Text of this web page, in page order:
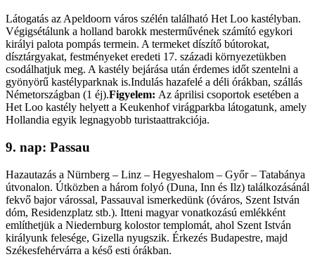
Látogatás az Apeldoorn város szélén található Het Loo kastélyban.
Végigsétálunk a holland barokk mesterművének számító egykori
királyi palota pompás termein. A termeket díszítő bútorokat,
dísztárgyakat, festményeket eredeti 17. századi környezetükben
csodálhatjuk meg. A kastély bejárása után érdemes időt szentelni a
gyönyörű kastélyparknak is.Indulás hazafelé a déli órákban, szállás
Németországban (1 éj).Figyelem: Az áprilisi csoportok esetében a
Het Loo kastély helyett a Keukenhof virágparkba látogatunk, amely
Hollandia egyik legnagyobb turistaattrakciója.
9. nap: Passau
Hazautazás a Nürnberg – Linz – Hegyeshalom – Győr – Tatabánya
útvonalon. Útközben a három folyó (Duna, Inn és Ilz) találkozásánál
fekvő bajor várossal, Passauval ismerkedünk (óváros, Szent István
dóm, Residenzplatz stb.). Itteni magyar vonatkozású emlékként
említhetjük a Niedernburg kolostor templomát, ahol Szent István
királyunk felesége, Gizella nyugszik. Érkezés Budapestre, majd
Székesfehérvárra a késő esti órákban.